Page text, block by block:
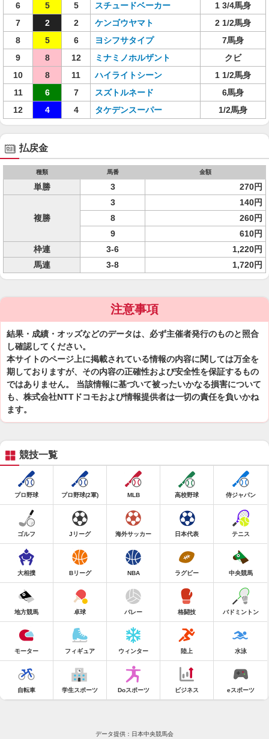
6
5 5 スチュードベーカー
1 3/4馬身
7
2 2 ケンゴウヤマト
2 1/2馬身
8
5 6 ヨシフサタイプ
7馬身
9
8 12 ミナミノホルザント
クビ
10
8 11 ハイライトシーン
1 1/2馬身
11
6 7 スズトルネード
6馬身
12
4 4 タケデンスーパー 1/2馬身
払戻金
種類 馬番 金額
単勝 3 270円
複勝
3
140円
8
260円
9
610円
枠連
3-6
1,220円
馬連
3-8 1,720円
注意事項
結果・成績・オッズなどのデータは、必ず主催者発行のものと照合
し確認してください。
本サイトのページ上に掲載されている情報の内容に関しては万全を
期しておりますが、その内容の正確性および安全性を保証するもの
ではありません。 当該情報に基づいて被ったいかなる損害について
も、株式会社NTTドコモおよび情報提供者は一切の責任を負いかね
ます。
競技一覧
プロ野球 プロ野球(2軍) MLB 高校野球 侍ジャパン
ゴルフ Jリーグ 海外サッカー 日本代表 テニス
大相撲 Bリーグ NBA ラグビー 中央競馬
地方競馬 卓球 バレー 格闘技 バドミントン
モーター フィギュア ウィンター 陸上 水泳
自転車 学生スポーツ Doスポーツ ビジネス eスポーツ
データ提供：日本中央競馬会